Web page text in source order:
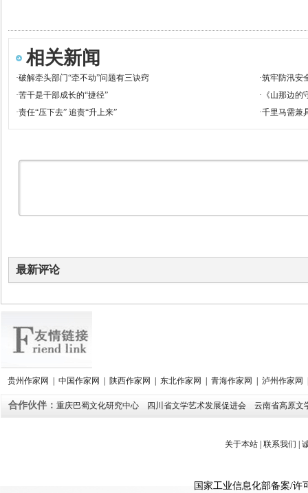
相关新闻
·破解牵头部门“牵不动”问题有三诀窍 ·筑牢防汛安
·苦干是干部成长的“捷径” · 《山那边
·责任“压下去” 追责“升上来” ·千里马需兼
最新评论
贵州作家网 | 中国作家网 | 陕西作家网 | 东北作家网 | 青海作家网 | 泸州作家网
合作伙伴： 重庆巴蜀文化研究中心 四川省文学艺术发展促进会 云南省高原文
关于本站| 联系我们 |
国家工业信息化部备案/许